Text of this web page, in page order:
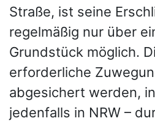
Straße, ist seine
regelmäßig nur über
Grundstück möglich.
erforderliche
abgesichert werden,
jedenfalls in NRW –